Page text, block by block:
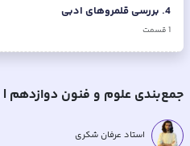
4
. بررسی قلمروهای ادبی
1قسمت
جمع‌بندی علوم و فنون
استاد عرفان شکری